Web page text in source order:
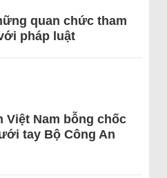
quan chức tham
pháp luật
Việt Nam bỗng chốc
tay Bộ Công An